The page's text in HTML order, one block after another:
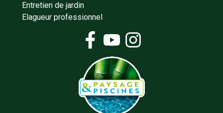
Entretien de jardin
Elagueur professionnel